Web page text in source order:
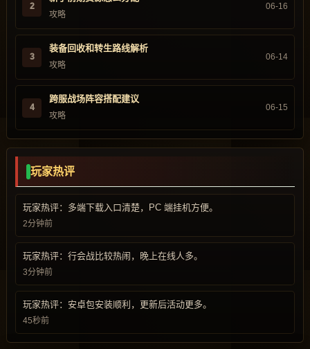
2
攻略
06-16
3
装备回收和转生路线解析
攻略
06-14
4
跨服战场阵容搭配建议
攻略
06-15
玩家热评
玩家热评：多端下载入口清楚，PC 端挂机方便。
2分钟前
玩家热评：行会战比较热闹，晚上在线人多。
3分钟前
玩家热评：安卓包安装顺利，更新后活动更多。
45秒前